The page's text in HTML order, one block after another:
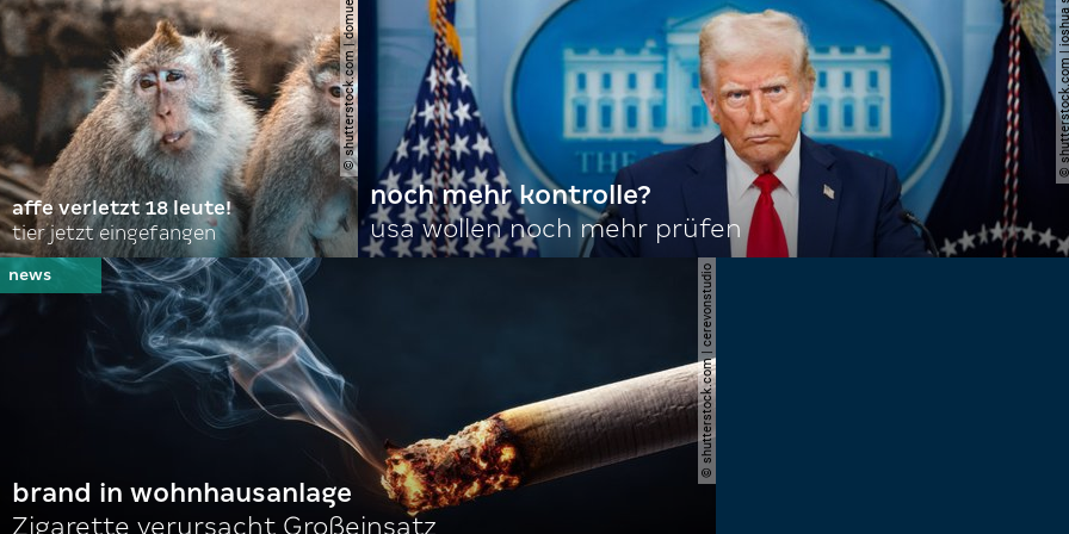
© shutterstock.com | domuephoto
affe verletzt 18 leute!
tier jetzt eingefangen
©
noch mehr kontrolle?
usa wollen noch mehr prüfen
© shutterstock.com | cerevonstudio
brand in wohnhausanlage
Zigarette verursacht Großeinsatz